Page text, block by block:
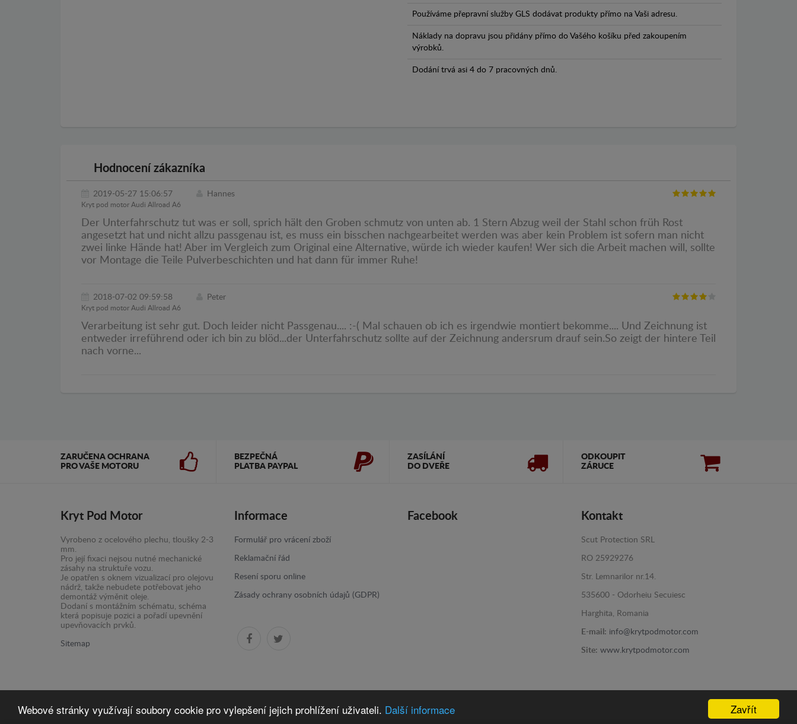
Zavřít
Webové stránky využívají soubory cookie pro vylepšení jejich prohlížení uživateli. Další informace
Používáme přepravní služby GLS dodávat produkty přímo na Vaši adresu.
Náklady na dopravu jsou přidány přímo do Vašého košíku před zakoupením
výrobků.
Dodání trvá asi 4 do 7 pracovných dnů.
Hodnocení zákazníka
2019-05-27 15:06:57 Hannes
Kryt pod motor Audi Allroad A6
Der Unterfahrschutz tut was er soll, sprich hält den Groben schmutz von unten ab. 1 Stern Abzug weil der Stahl schon früh Rost
angesetzt hat und nicht allzu passgenau ist, es muss ein bisschen nachgearbeitet werden was aber kein Problem ist sofern man nicht
zwei linke Hände hat! Aber im Vergleich zum Original eine Alternative, würde ich wieder kaufen! Wer sich die Arbeit machen will, sollte
vor Montage die Teile Pulverbeschichten und hat dann für immer Ruhe!
2018-07-02 09:59:58 Peter
Kryt pod motor Audi Allroad A6
Verarbeitung ist sehr gut. Doch leider nicht Passgenau.... :-( Mal schauen ob ich es irgendwie montiert bekomme.... Und Zeichnung ist
entweder irreführend oder ich bin zu blöd...der Unterfahrschutz sollte auf der Zeichnung andersrum drauf sein.So zeigt der hintere Teil
nach vorne...
ZARUČENA OCHRANA
PRO VAŠE MOTORU
BEZPEČNÁ
PLATBA PAYPAL
ZASÍLÁNÍ
DO DVEŘE
ODKOUPIT
ZÁRUCE
Kryt Pod Motor
Vyrobeno z ocelového plechu, tloušky 2-3
mm.
Pro její fixaci nejsou nutné mechanické
zásahy na struktuře vozu.
Je opatřen s oknem vizualizací pro olejovu
nádrž, takže nebudete potřebovat jeho
demontáž výměnit oleje.
Dodaní s montážním schématu, schéma
která popisuje pozici a pořadí upevnění
upevňovacích prvků.
Sitemap
Informace
Formulář pro vrácení zboží
Reklamační řád
Resení sporu online
Zásady ochrany osobních údajů (GDPR)
Facebook Kontakt
Scut Protection SRL
RO 25929276
Str. Lemnarilor nr.14.
535600 - Odorheiu Secuiesc
Harghita, Romania
E-mail: info@krytpodmotor.com
Site: www.krytpodmotor.com